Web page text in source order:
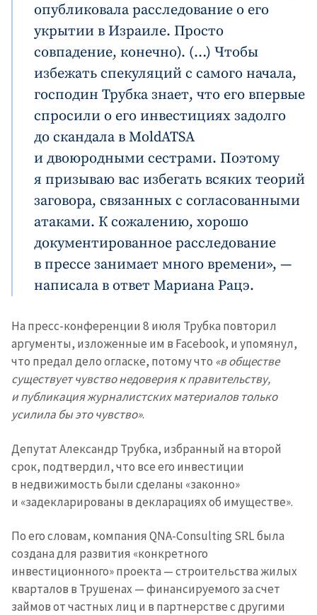
опубликовала расследование о его
укрытии в Израиле. Просто
совпадение, конечно). (…) Чтобы
избежать спекуляций с самого начала,
господин Трубка знает, что его впервые
спросили о его инвестициях задолго
до скандала в MoldATSA
и двоюродными сестрами. Поэтому
я призываю вас избегать всяких теорий
заговора, связанных с согласованными
атаками. К сожалению, хорошо
документированное расследование
в прессе занимает много времени», —
написала в ответ Мариана Рацэ.
На пресс-конференции 8 июля Трубка повторил
аргументы, изложенные им в Facebook, и упомянул,
что предал дело огласке, потому что «в обществе
существует чувство недоверия к правительству,
и публикация журналистских материалов только
усилила бы это чувство».
Депутат Александр Трубка, избранный на второй
срок, подтвердил, что все его инвестиции
в недвижимость были сделаны «законно»
и «задекларированы в декларациях об имуществе».
По его словам, компания QNA-Consulting SRL была
создана для развития «конкретного
инвестиционного» проекта — строительства жилых
кварталов в Трушенах — финансируемого за счет
займов от частных лиц и в партнерстве с другими